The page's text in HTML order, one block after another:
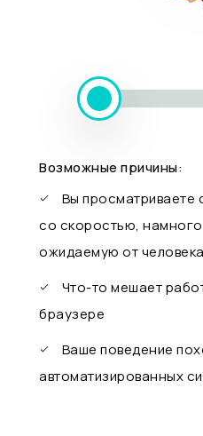
Возможные причины:
Вы просматриваете
со скоростью,
ожидаемую от человека
Что-то мешает
браузере
Ваше поведение
автоматизированных